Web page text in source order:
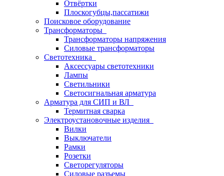
Отвёртки
Плоскогубцы,пассатижи
Поисковое оборудование
Трансформаторы
Трансформаторы напряжения
Силовые трансформаторы
Светотехника
Аксессуары светотехники
Лампы
Светильники
Светосигнальная арматура
Арматура для СИП и ВЛ
Термитная сварка
Электроустановочные изделия
Вилки
Выключатели
Рамки
Розетки
Светорегуляторы
Силовые разъемы